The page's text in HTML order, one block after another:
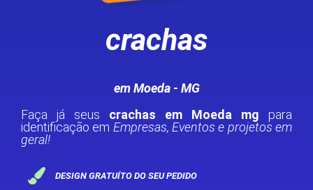
crachas
em Moeda - MG
Faça já seus crachas em Moeda mg para
identificação em Empresas, Eventos e projetos em
geral!
DESIGN GRATUÍTO DO SEU PEDIDO